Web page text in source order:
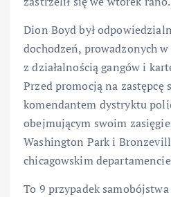
Dion Boyd był
dochodzeń, prowadzonych
z działalnością gangów i
Przed promocją na zastępcę
komendantem dystryktu
obejmującym swoim
Washington Park i
chicagowskim
To 9 przypadek samobójstwa